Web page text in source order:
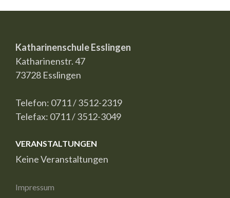
Katharinenschule Esslingen
Katharinenstr. 47
73728 Esslingen
Telefon: 0711 / 3512-2319
Telefax: 0711 / 3512-3049
VERANSTALTUNGEN
Keine Veranstaltungen
Impressum